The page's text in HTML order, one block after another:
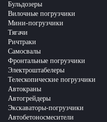
Бульдозеры
Вилочные погрузчики
Мини-погрузчики
Тягачи
Ричтраки
Самосвалы
Фронтальные погрузчики
Электроштабелеры
Телескопические погрузчики
Автокраны
Автогрейдеры
Экскаваторы-погрузчики
Автобетоносмесители